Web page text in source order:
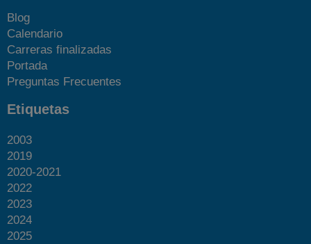
Blog
Calendario
Carreras finalizadas
Portada
Preguntas Frecuentes
Etiquetas
2003
2019
2020-2021
2022
2023
2024
2025